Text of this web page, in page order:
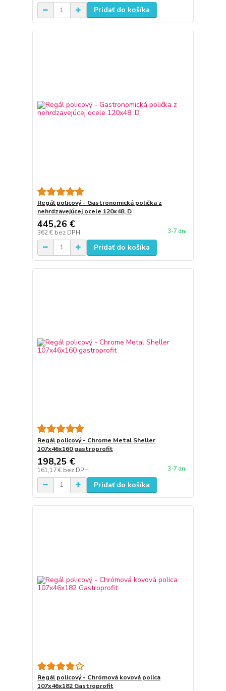
Pridať do košíka
Regál policový - Gastronomická polička z
nehrdzavejúcej ocele 120x48, D
445,26 €
362 € bez DPH 3-7 dni
Pridať do košíka
Regál policový - Chrome Metal Sheller
107x46x160 gastroprofit
198,25 €
161,17 € bez DPH 3-7 dni
Pridať do košíka
Regál policový - Chrómová kovová polica
107x46x182 Gastroprofit